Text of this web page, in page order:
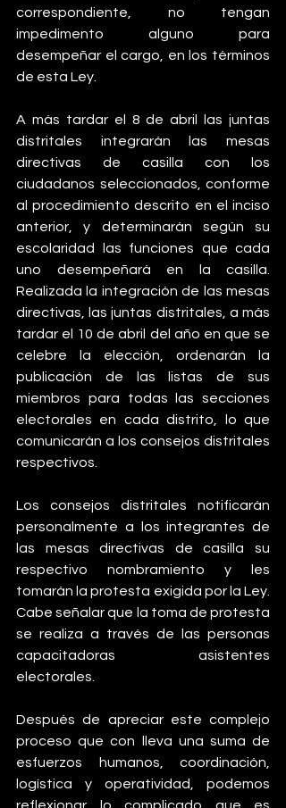
correspondiente, no tengan
impedimento alguno para
desempeñar el cargo, en los términos
de esta Ley.
A más tardar el 8 de abril las juntas
distritales integrarán las mesas
directivas de casilla con los
ciudadanos seleccionados, conforme
al procedimiento descrito en el inciso
anterior, y determinarán según su
escolaridad las funciones que cada
uno desempeñará en la casilla.
Realizada la integración de las mesas
directivas, las juntas distritales, a más
tardar el 10 de abril del año en que se
celebre la elección, ordenarán la
publicación de las listas de sus
miembros para todas las secciones
electorales en cada distrito, lo que
comunicarán a los consejos distritales
respectivos.
Los consejos distritales notificarán
personalmente a los integrantes de
las mesas directivas de casilla su
respectivo nombramiento y les
tomarán la protesta exigida por la Ley.
Cabe señalar que la toma de protesta
se realiza a través de las personas
capacitadoras asistentes
electorales.
Después de apreciar este complejo
proceso que con lleva una suma de
esfuerzos humanos, coordinación,
logística y operatividad, podemos